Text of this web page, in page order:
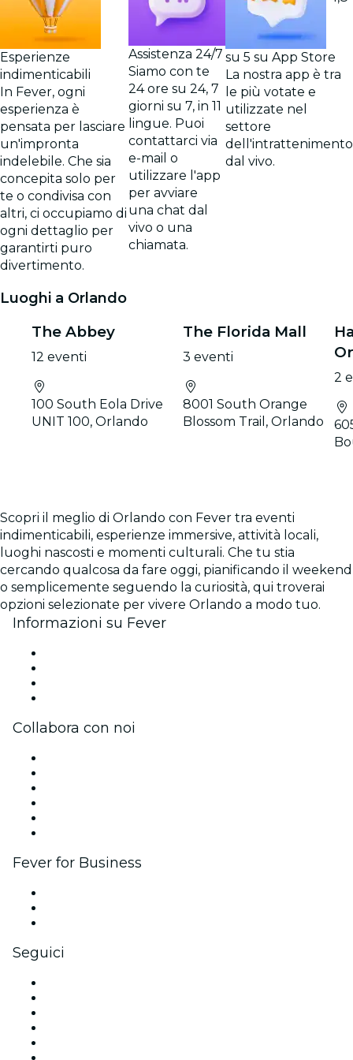
Esperienze
indimenticabili
In Fever, ogni
esperienza è
pensata per lasciare
un'impronta
indelebile. Che sia
concepita solo per
te o condivisa con
altri, ci occupiamo di
ogni dettaglio per
garantirti puro
divertimento.
Assistenza 24/7
Siamo con te
24 ore su 24, 7
giorni su 7, in 11
lingue. Puoi
contattarci via
e-mail o
utilizzare l'app
per avviare
una chat dal
vivo o una
chiamata.
su 5 su App Store
La nostra app è tra
le più votate e
utilizzate nel
settore
dell'intrattenimento
dal vivo.
Luoghi a Orlando
The Abbey
12 eventi
100 South Eola Drive
UNIT 100, Orlando
The Florida Mall
3 eventi
8001 South Orange
Blossom Trail, Orlando
2
Scopri il meglio di Orlando con Fever tra eventi
indimenticabili, esperienze immersive, attività locali,
luoghi nascosti e momenti culturali. Che tu stia
cercando qualcosa da fare oggi, pianificando il weekend
o semplicemente seguendo la curiosità, qui troverai
opzioni selezionate per vivere Orlando a modo tuo.
Informazioni su Fever
Collabora con noi
Fever for Business
Seguici